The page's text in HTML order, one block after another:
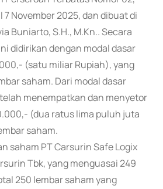
November 2025, dan dibuat di
Buniarto, S.H., M.Kn.. Secara
didirikan dengan modal dasar
(satu miliar Rupiah), yang
saham. Dari modal dasar
menempatkan dan menyetor
(dua ratus lima puluh juta
saham.
saham PT Carsurin Safe Logix
Tbk, yang menguasai 249
250 lembar saham yang